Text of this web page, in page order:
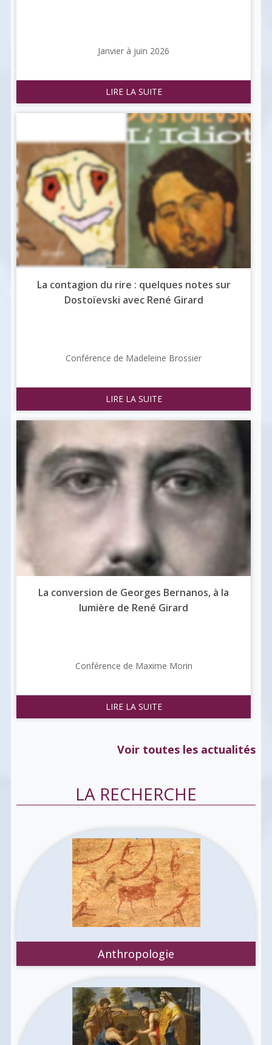
Janvier à juin 2026
LIRE LA SUITE
La contagion du rire : quelques notes sur
Dostoïevski avec René Girard
Conférence de Madeleine Brossier
LIRE LA SUITE
La conversion de Georges Bernanos, à la
lumière de René Girard
Conférence de Maxime Morin
LIRE LA SUITE
Voir toutes les actualités
LA RECHERCHE
Anthropologie